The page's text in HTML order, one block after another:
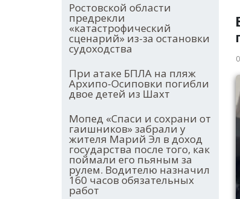
Ростовской области
предрекли
«катастрофический
сценарий» из-за остановки
судоходства
При атаке БПЛА на пляж
Архипо-Осиповки погибли
двое детей из Шахт
Мопед «Спаси и сохрани от
гаишников» забрали у
жителя Марий Эл в доход
государства после того, как
поймали его пьяным за
рулем. Водителю назначил
160 часов обязательных
работ